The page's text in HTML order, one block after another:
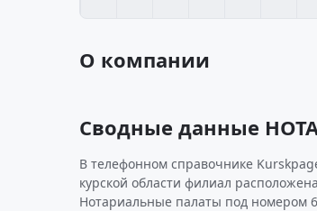
О компании
Сводные данные
В телефонном справочнике
курской области филиал
Нотариальные палаты под номером